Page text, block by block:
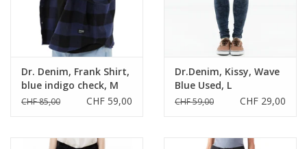
Dr. Denim, Frank Shirt,
blue indigo check, M
CHF 85,00 CHF 59,00
Dr.Denim, Kissy, Wave
Blue Used, L
CHF 59,00 CHF 29,00